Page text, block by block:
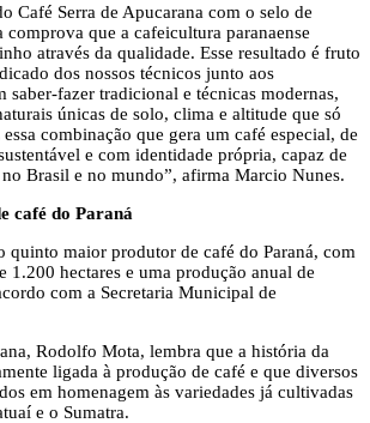
Café Serra de Apucarana com o selo de
que a cafeicultura paranaense
através da qualidade. Esse resultado é fruto
dos nossos técnicos junto aos
saber-fazer tradicional e técnicas modernas,
únicas de solo, clima e altitude que só
combinação que gera um café especial, de
e com identidade própria, capaz de
Brasil e no mundo”, afirma Marcio Nunes.
café do Paraná
quinto maior produtor de café do Paraná, com
1.200 hectares e uma produção anual de
com a Secretaria Municipal de
Rodolfo Mota, lembra que a história da
ligada à produção de café e que diversos
em homenagem às variedades já cultivadas
e o Sumatra.